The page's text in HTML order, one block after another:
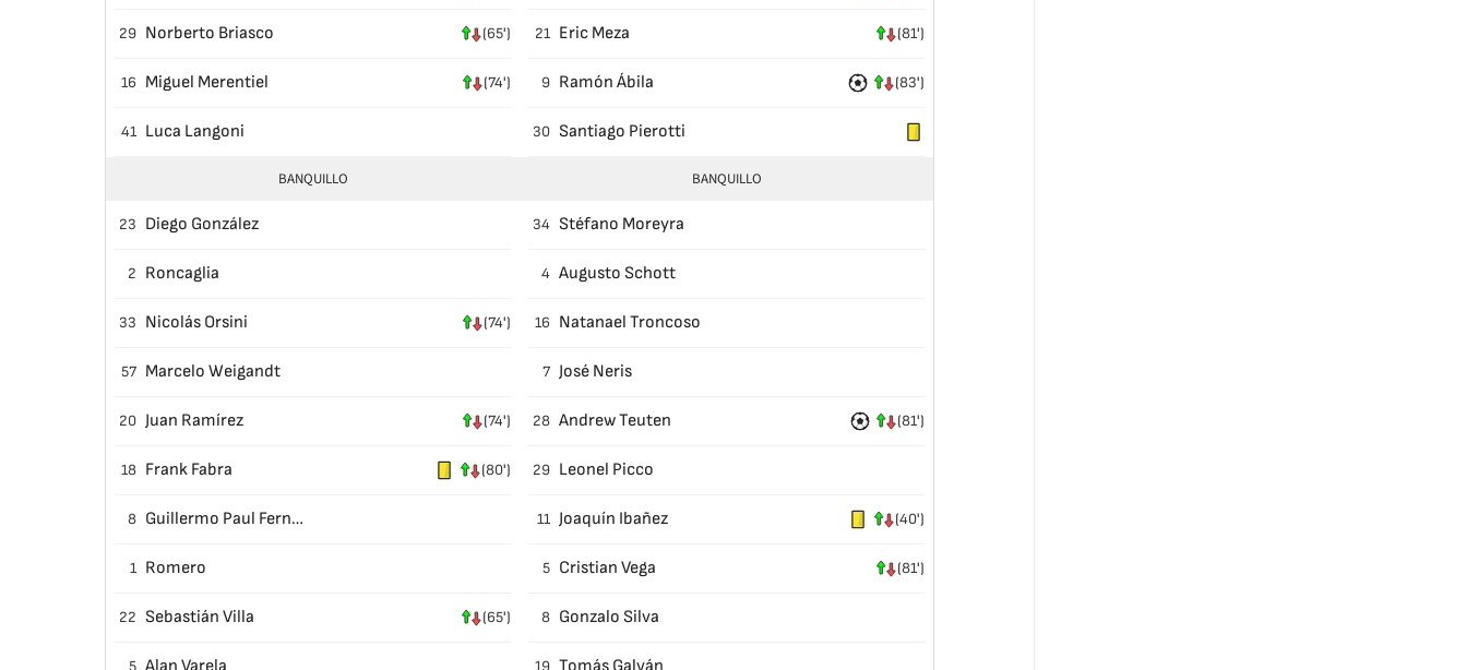
29 Norberto Briasco (65')
16 Miguel Merentiel (74')
41 Luca Langoni
BANQUILLO
23 Diego González
2 Roncaglia
33 Nicolás Orsini (74')
57 Marcelo Weigandt
20 Juan Ramírez (74')
18 Frank Fabra (80')
8 Guillermo Paul Fernandez
1 Romero
22 Sebastián Villa (65')
5
21 Eric Meza (81')
9 Ramón Ábila (83')
30 Santiago Pierotti
BANQUILLO
34 Stéfano Moreyra
4 Augusto Schott
16 Natanael Troncoso
7 José Neris
28 Andrew Teuten (81')
29 Leonel Picco
11 Joaquín Ibañez (40')
5 Cristian Vega (81')
8 Gonzalo Silva
19